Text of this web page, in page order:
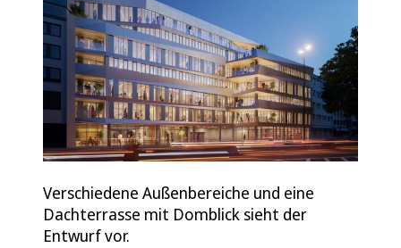
Verschiedene Außenbereiche und eine
Dachterrasse mit Domblick sieht der
Entwurf vor.